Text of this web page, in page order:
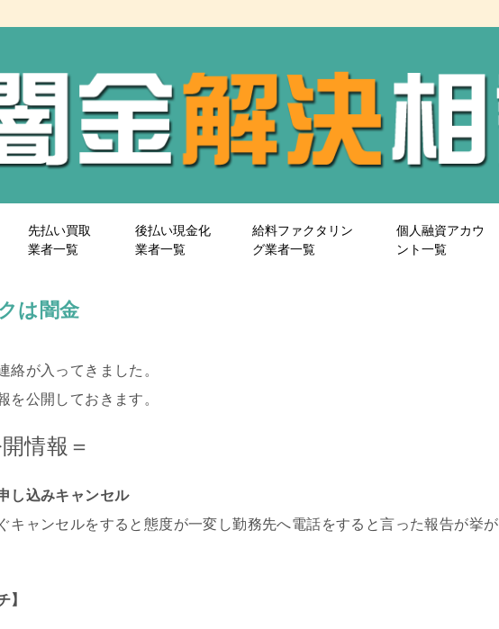
先払い買取
業者一覧
後払い現金化
業者一覧
給料ファクタリン
グ業者一覧
個人融資アカウ
ント一覧
は闇金
絡が入ってきました。
を公開しておきます。
情報＝
し込みキャンセル
キャンセルをすると態度が一変し勤務先へ電話をすると言った報告が挙が
】